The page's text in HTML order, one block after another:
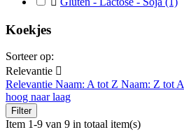
Koekjes
Sorteer op:
Relevantie 
Relevantie Naam: A tot Z Naam: Z tot A
hoog naar laag
Filter
Item 1-9 van 9 in totaal item(s)